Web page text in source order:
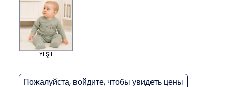
YEŞİL
Пожалуйста, войдите, чтобы увидеть цены